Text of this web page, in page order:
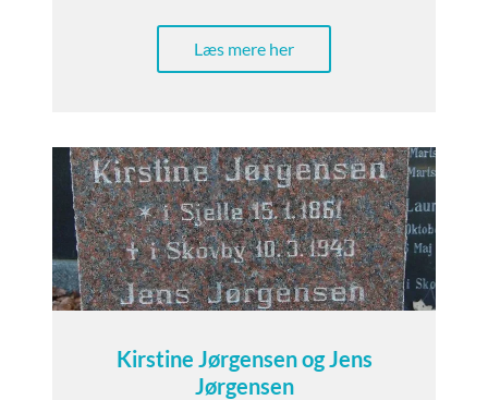
Læs mere her
Kirstine Jørgensen og Jens
Jørgensen